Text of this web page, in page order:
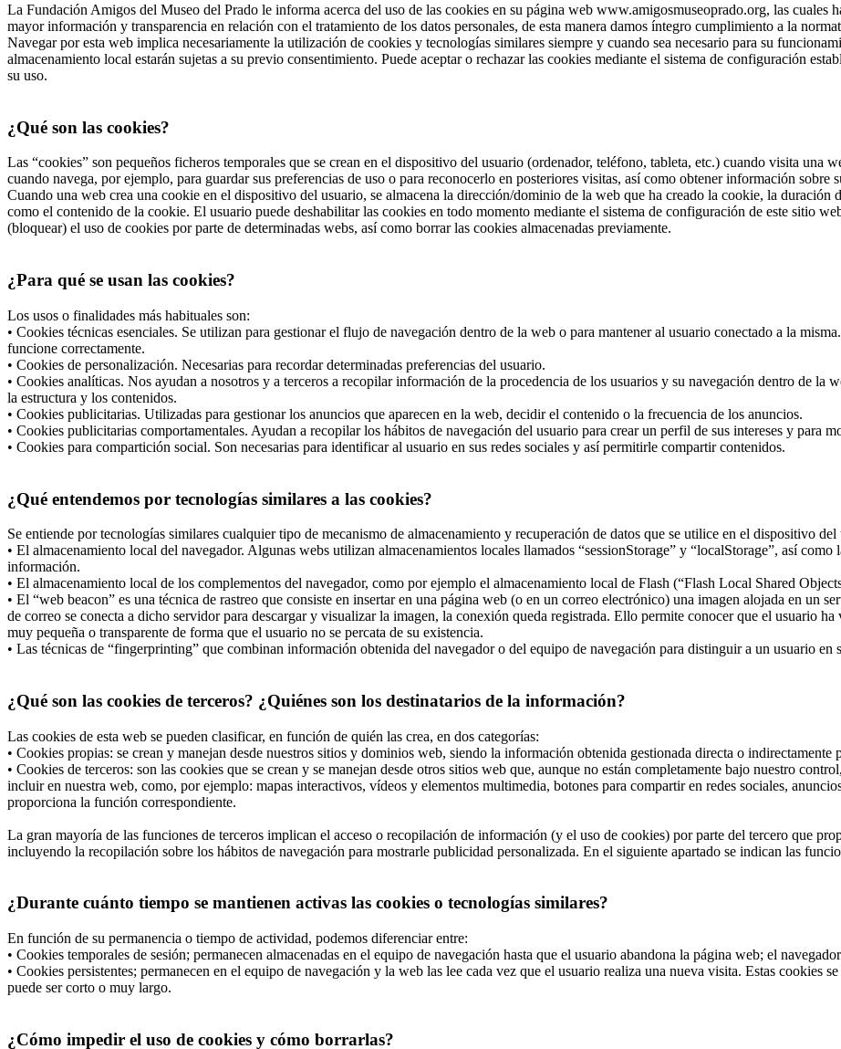
La Fundación Amigos del Museo del Prado le informa acerca del uso de las cookies en su página web www.amigosmuseoprado.org, las cuales
mayor información y transparencia en relación con el tratamiento de los datos personales, de esta manera damos íntegro cumplimiento a la
Navegar por esta web implica necesariamente la utilización de cookies y tecnologías similares siempre y cuando sea necesario para su
almacenamiento local estarán sujetas a su previo consentimiento. Puede aceptar o rechazar las cookies mediante el sistema de configuración
su uso.
¿Qué son las cookies?
Las “cookies” son pequeños ficheros temporales que se crean en el dispositivo del usuario (ordenador, teléfono, tableta, etc.) cuando visita una
cuando navega, por ejemplo, para guardar sus preferencias de uso o para reconocerlo en posteriores visitas, así como obtener información sobre
Cuando una web crea una cookie en el dispositivo del usuario, se almacena la dirección/dominio de la web que ha creado la cookie, la duración
como el contenido de la cookie. El usuario puede deshabilitar las cookies en todo momento mediante el sistema de configuración de este sitio
(bloquear) el uso de cookies por parte de determinadas webs, así como borrar las cookies almacenadas previamente.
¿Para qué se usan las cookies?
Los usos o finalidades más habituales son:
• Cookies técnicas esenciales. Se utilizan para gestionar el flujo de navegación dentro de la web o para mantener al usuario conectado a la
funcione correctamente.
• Cookies de personalización. Necesarias para recordar determinadas preferencias del usuario.
• Cookies analíticas. Nos ayudan a nosotros y a terceros a recopilar información de la procedencia de los usuarios y su navegación dentro de la
la estructura y los contenidos.
• Cookies publicitarias. Utilizadas para gestionar los anuncios que aparecen en la web, decidir el contenido o la frecuencia de los anuncios.
• Cookies publicitarias comportamentales. Ayudan a recopilar los hábitos de navegación del usuario para crear un perfil de sus intereses y para
• Cookies para compartición social. Son necesarias para identificar al usuario en sus redes sociales y así permitirle compartir contenidos.
¿Qué entendemos por tecnologías similares a las cookies?
Se entiende por tecnologías similares cualquier tipo de mecanismo de almacenamiento y recuperación de datos que se utilice en el dispositivo
• El almacenamiento local del navegador. Algunas webs utilizan almacenamientos locales llamados “sessionStorage” y “localStorage”, así como
información.
• El almacenamiento local de los complementos del navegador, como por ejemplo el almacenamiento local de Flash (“Flash Local Shared
• El “web beacon” es una técnica de rastreo que consiste en insertar en una página web (o en un correo electrónico) una imagen alojada en un
de correo se conecta a dicho servidor para descargar y visualizar la imagen, la conexión queda registrada. Ello permite conocer que el usuario
muy pequeña o transparente de forma que el usuario no se percata de su existencia.
• Las técnicas de “fingerprinting” que combinan información obtenida del navegador o del equipo de navegación para distinguir a un usuario en
¿Qué son las cookies de terceros? ¿Quiénes son los destinatarios de la información?
Las cookies de esta web se pueden clasificar, en función de quién las crea, en dos categorías:
• Cookies propias: se crean y manejan desde nuestros sitios y dominios web, siendo la información obtenida gestionada directa o indirectamente
• Cookies de terceros: son las cookies que se crean y se manejan desde otros sitios web que, aunque no están completamente bajo nuestro
incluir en nuestra web, como, por ejemplo: mapas interactivos, vídeos y elementos multimedia, botones para compartir en redes sociales,
proporciona la función correspondiente.
La gran mayoría de las funciones de terceros implican el acceso o recopilación de información (y el uso de cookies) por parte del tercero que
incluyendo la recopilación sobre los hábitos de navegación para mostrarle publicidad personalizada. En el siguiente apartado se indican las
¿Durante cuánto tiempo se mantienen activas las cookies o tecnologías similares?
En función de su permanencia o tiempo de actividad, podemos diferenciar entre:
• Cookies temporales de sesión; permanecen almacenadas en el equipo de navegación hasta que el usuario abandona la página web; el
• Cookies persistentes; permanecen en el equipo de navegación y la web las lee cada vez que el usuario realiza una nueva visita. Estas cookies
puede ser corto o muy largo.
¿Cómo impedir el uso de cookies y cómo borrarlas?